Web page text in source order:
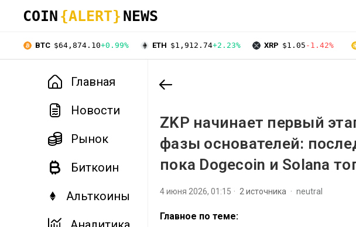
COIN {ALERT} NEWS
BTC $64,874.10+0.99% ETH $1,912.74+2.23% XRP $1.05 -1.42%
Главная
Новости
Рынок
Биткоин
Альткоины
ZKP начинает первый
фазы основателей:
пока Dogecoin и Solana
4 июня 2026, 01:15 2 источника neutral
Главное по теме: